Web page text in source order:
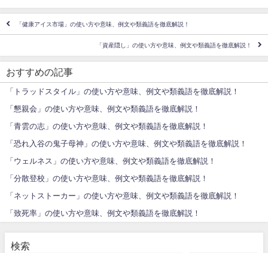
「健康アイス市場」の使い方や意味、例文や類義語を徹底解説！
「資産隠し」の使い方や意味、例文や類義語を徹底解説！
おすすめの記事
「トラッドスタイル」の使い方や意味、例文や類義語を徹底解説！
「懇親会」の使い方や意味、例文や類義語を徹底解説！
「青雲の志」の使い方や意味、例文や類義語を徹底解説！
「恐れ入谷の鬼子母神」の使い方や意味、例文や類義語を徹底解説！
「ウェルネス」の使い方や意味、例文や類義語を徹底解説！
「分散登校」の使い方や意味、例文や類義語を徹底解説！
「ネットストーカー」の使い方や意味、例文や類義語を徹底解説！
「致死率」の使い方や意味、例文や類義語を徹底解説！
検索